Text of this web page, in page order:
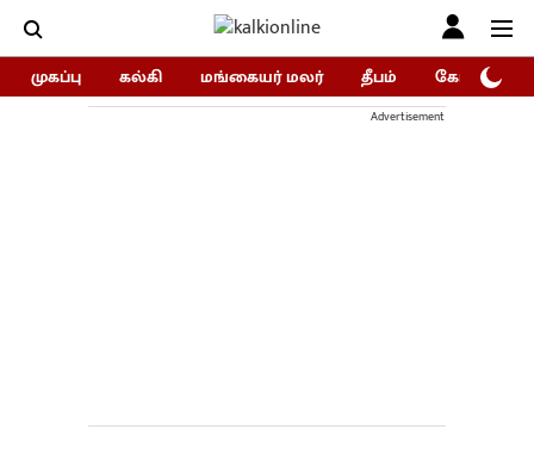
முகப்பு கல்கி மங்கையர் மலர் தீபம் கோகுலம்/
Advertisement